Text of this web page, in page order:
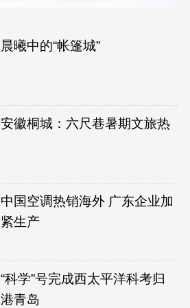
晨曦中的“帐篷城”
安徽桐城：六尺巷暑期文旅热
中国空调热销海外 广东企业加
紧生产
“科学”号完成西太平洋科考归
港青岛